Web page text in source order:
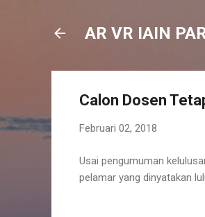
AR VR IAIN
Calon Dosen
Februari 02, 2018
Usai pengumuman
pelamar yang dinyatakan